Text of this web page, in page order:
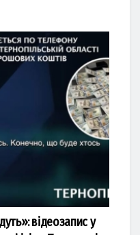
відеозапис у